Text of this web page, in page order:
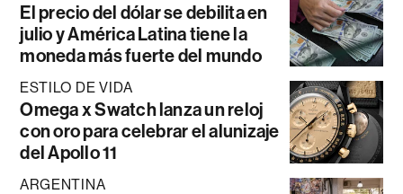
El precio del dólar se debilita en
julio y América Latina tiene la
moneda más fuerte del mundo
ESTILO DE VIDA
Omega x Swatch lanza un reloj
con oro para celebrar el alunizaje
del Apollo 11
ARGENTINA